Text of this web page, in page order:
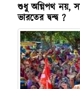
শুধু অগ্নিপথ নয়,
ভারতের দ্বন্দ্ব ?